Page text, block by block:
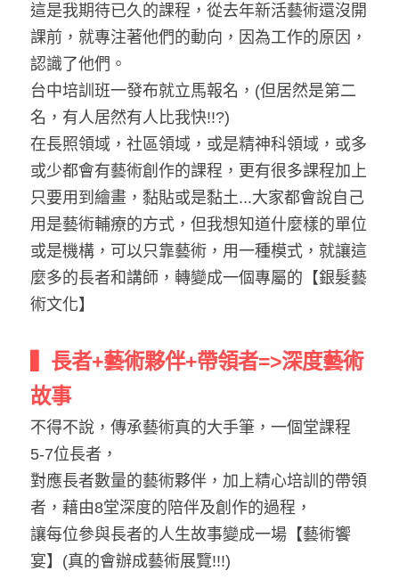
這是我期待已久的課程，從去年新活藝術還沒開
課前，就專注著他們的動向，因為工作的原因，
認識了他們。
台中培訓班一發布就立馬報名，(但居然是第二
名，有人居然有人比我快!!?)
在長照領域，社區領域，或是精神科領域，或多
或少都會有藝術創作的課程，更有很多課程加上
只要用到繪畫，黏貼或是黏土...大家都會說自己
用是藝術輔療的方式，但我想知道什麼樣的單位
或是機構，可以只靠藝術，用一種模式，就讓這
麼多的長者和講師，轉變成一個專屬的【銀髮藝
術文化】
▍長者+藝術夥伴+帶領者=>深度藝術
故事
不得不說，傳承藝術真的大手筆，一個堂課程
5-7位長者，
對應長者數量的藝術夥伴，加上精心培訓的帶領
者，藉由8堂深度的陪伴及創作的過程，
讓每位參與長者的人生故事變成一場【藝術饗
宴】(真的會辦成藝術展覽!!!)